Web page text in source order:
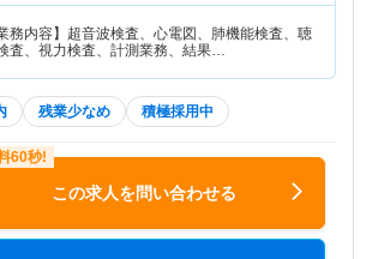
業務内容】超音波検査、心電図、肺機能検査、聴
査、視力検査、計測業務、結果…
残業少なめ 積極採用中
この求人を問い合わせる